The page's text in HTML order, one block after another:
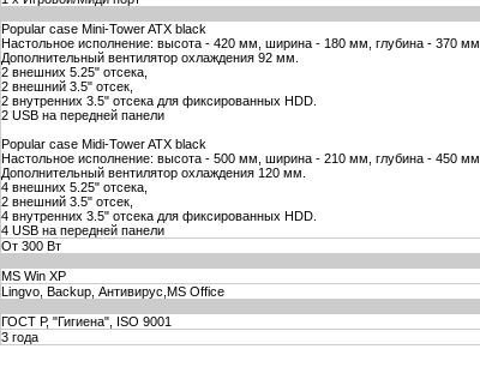
Popular case Mini-Tower ATX black
Настольное исполнение: высота - 420 мм, ширина - 180 мм, глубина - 370 мм.
Дополнительный вентилятор охлаждения 92 мм.
2 внешних 5.25" отсека,
2 внешний 3.5" отсек,
2 внутренних 3.5" отсека для фиксированных HDD.
2 USB на передней панели
Popular case Midi-Tower ATX black
Настольное исполнение: высота - 500 мм, ширина - 210 мм, глубина - 450 мм.
Дополнительный вентилятор охлаждения 120 мм.
4 внешних 5.25" отсека,
2 внешний 3.5" отсек,
4 внутренних 3.5" отсека для фиксированных HDD.
4 USB на передней панели
От 300 Вт
MS Win XP
Lingvo, Backup, Антивирус,MS Office
ГОСТ Р, "Гигиена", ISO 9001
3 года